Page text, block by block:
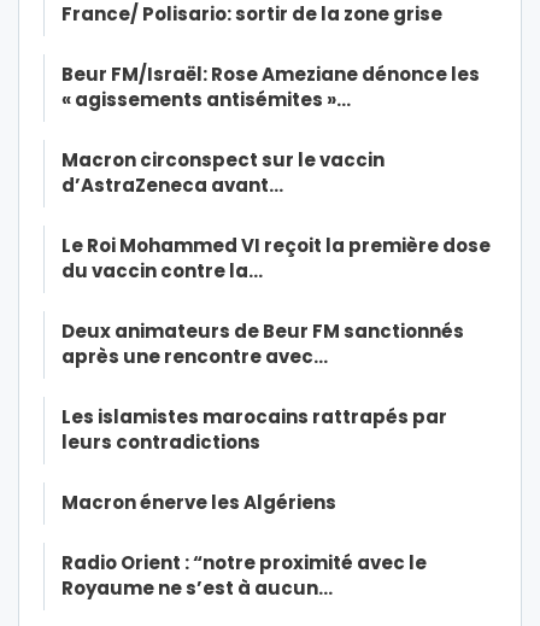
France/ Polisario: sortir de la zone grise
Beur FM/Israël: Rose Ameziane dénonce les
« agissements antisémites »…
Macron circonspect sur le vaccin
d’AstraZeneca avant…
Le Roi Mohammed VI reçoit la première dose
du vaccin contre la…
Deux animateurs de Beur FM sanctionnés
après une rencontre avec…
Les islamistes marocains rattrapés par
leurs contradictions
Macron énerve les Algériens
Radio Orient : “notre proximité avec le
Royaume ne s’est à aucun…